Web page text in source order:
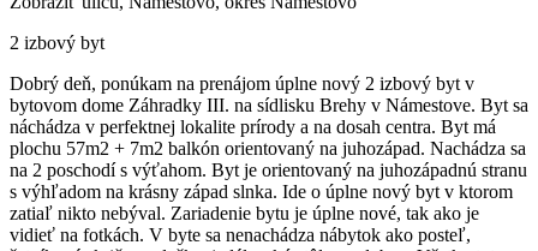
2 izbový byt
Dobrý deň, ponúkam na prenájom úplne nový 2 izbový byt v
bytovom dome Záhradky III. na sídlisku Brehy v Námestove. Byt sa
náchádza v perfektnej lokalite prírody a na dosah centra. Byt má
plochu 57m2 + 7m2 balkón orientovaný na juhozápad. Nachádza sa
na 2 poschodí s výťahom. Byt je orientovaný na juhozápadnú stranu
s výhľadom na krásny západ slnka. Ide o úplne nový byt v ktorom
zatiaľ nikto nebýval. Zariadenie bytu je úplne nové, tak ako je
vidieť na fotkách. V byte sa nenachádza nábytok ako posteľ,